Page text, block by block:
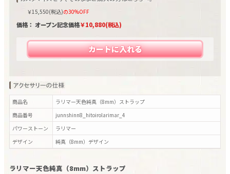
ラリマー天色純真（8mm）ストラップ
￥15,550(税込)の30%OFF
価格： オープン記念価格￥10,880(税込)
カートに入れる
商品名
ラリマー天色純真（8mm）ストラップ
商品番号
junnshinn8_hitoirolarimar_4
パワーストーン
ラリマー
デザイン
純真（8mm） デザイン